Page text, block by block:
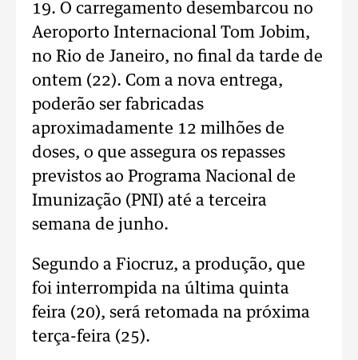
19. O carregamento desembarcou no
Aeroporto Internacional Tom Jobim,
no Rio de Janeiro, no final da tarde de
ontem (22). Com a nova entrega,
poderão ser fabricadas
aproximadamente 12 milhões de
doses, o que assegura os repasses
previstos ao Programa Nacional de
Imunização (PNI) até a terceira
semana de junho.
Segundo a Fiocruz, a produção, que
foi interrompida na última quinta
feira (20), será retomada na próxima
terça-feira (25).